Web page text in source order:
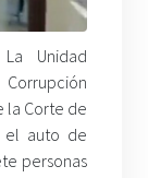
. La Unidad
la Corte de
el auto de
personas